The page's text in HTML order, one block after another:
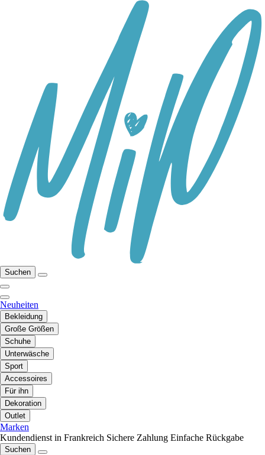
Suchen
Neuheiten
Bekleidung
Große Größen
Schuhe
Unterwäsche
Sport
Accessoires
Für ihn
Dekoration
Outlet
Marken
Kundendienst in Frankreich Sichere Zahlung Einfache Rückgabe
Suchen